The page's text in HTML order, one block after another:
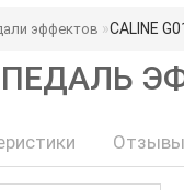
эффектов CALINE
ПЕДАЛЬ